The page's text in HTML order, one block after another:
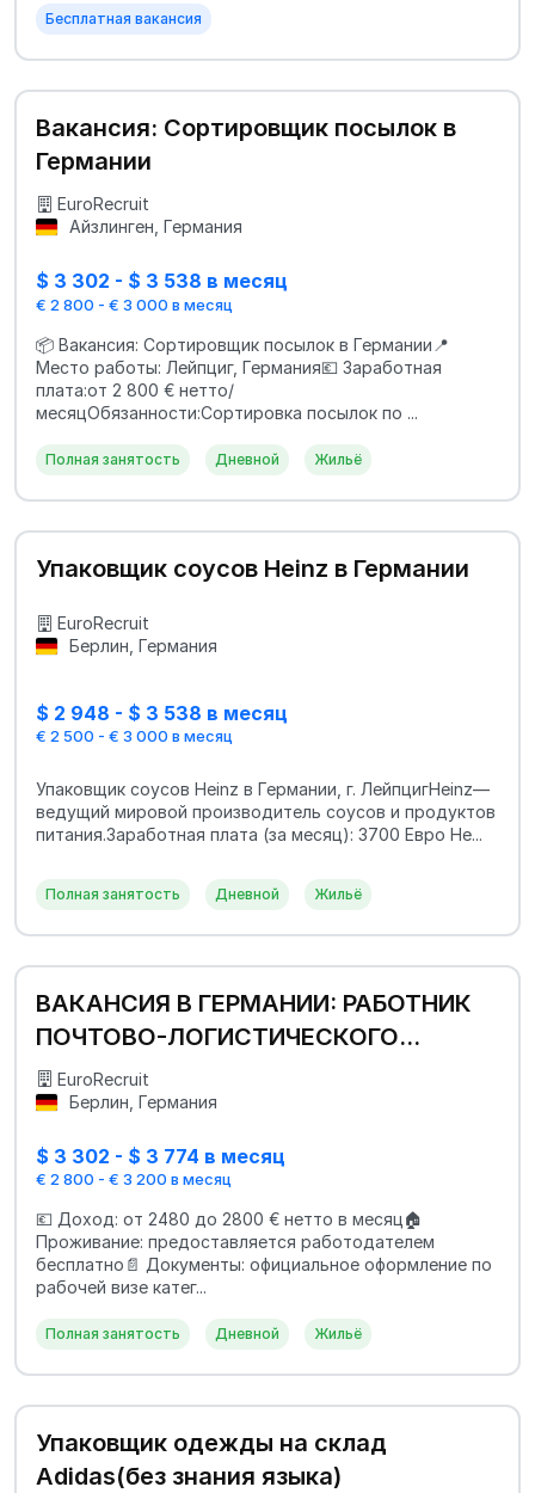
Бесплатная вакансия
Вакансия: Сортировщик посылок в
Германии
EuroRecruit
Айзлинген, Германия
$ 3 302 - $ 3 538 в месяц
€ 2 800 - € 3 000 в месяц
📦 Вакансия: Сортировщик посылок в Германии📍
Место работы: Лейпциг, Германия💶 Заработная
плата:от 2 800 € нетто/
месяцОбязанности:Сортировка посылок по ...
Полная занятость Дневной Жильё
Упаковщик соусов Heinz в Германии
EuroRecruit
Берлин, Германия
$ 2 948 - $ 3 538 в месяц
€ 2 500 - € 3 000 в месяц
Упаковщик соусов Heinz в Германии, г. ЛейпцигHeinz—
ведущий мировой производитель соусов и продуктов
питания.Заработная плата (за месяц): 3700 Евро Не...
Полная занятость Дневной Жильё
ВАКАНСИЯ В ГЕРМАНИИ: РАБОТНИК
ПОЧТОВО-ЛОГИСТИЧЕСКОГО
ЦЕНТРА DHL
EuroRecruit
Берлин, Германия
$ 3 302 - $ 3 774 в месяц
€ 2 800 - € 3 200 в месяц
💶 Доход: от 2480 до 2800 € нетто в месяц🏠
Проживание: предоставляется работодателем
бесплатно📄 Документы: официальное оформление по
рабочей визе катег...
Полная занятость Дневной Жильё
Упаковщик одежды на склад
Adidas(без знания языка)